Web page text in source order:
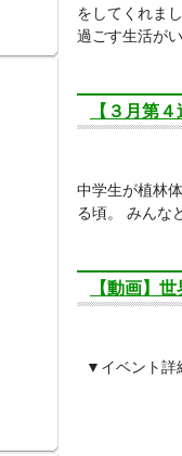
をしてくれま
過ごす生活が
【３月第
中学生が植林
る頃。 み
【動画】
▼イベント詳